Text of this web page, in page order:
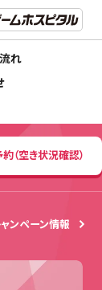
れ
約（空き状況確認）
約（空き状況確認）
ンペーン情報